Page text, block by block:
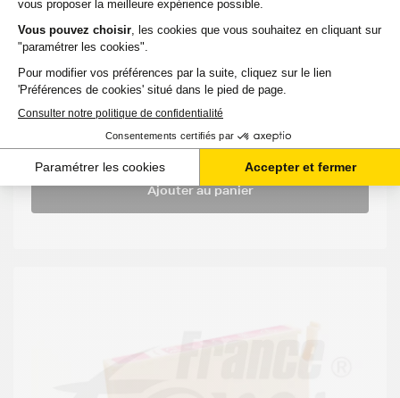
PRO WF
Jaune
pages
9,36 €
- +
Ajouter au panier